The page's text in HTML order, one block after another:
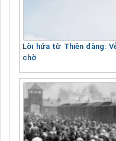
Lời hứa từ Thiên đàng:
chờ